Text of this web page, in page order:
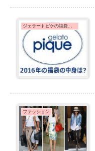
ジェラートピケの福袋を通販で予約するために
ファッション